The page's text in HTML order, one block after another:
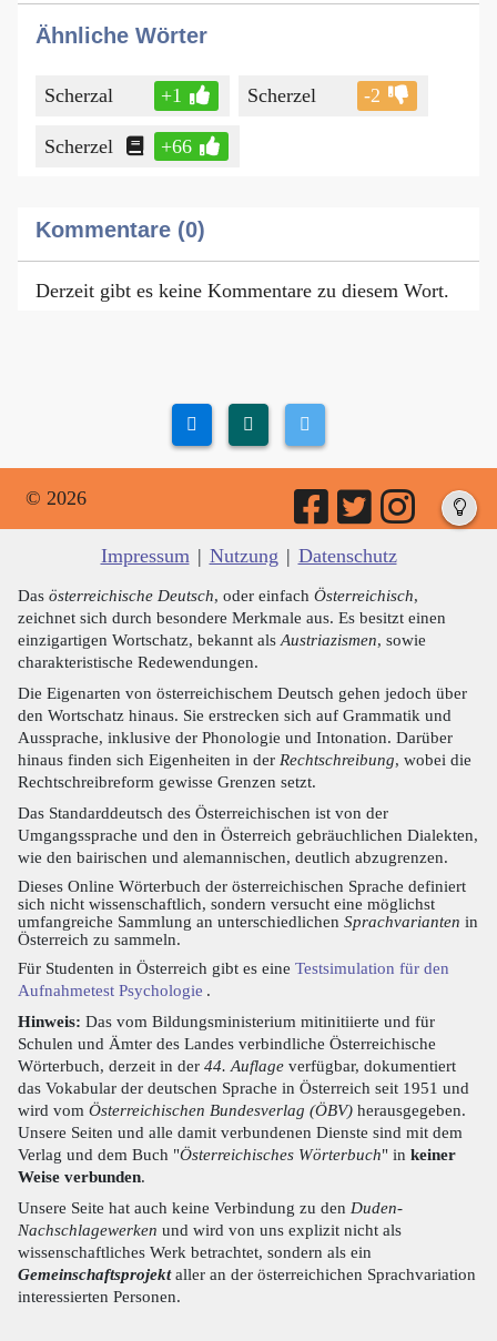
Ähnliche Wörter
Scherzal +1 Scherzel -2
Scherzel +66
Kommentare (0)
Derzeit gibt es keine Kommentare zu diesem Wort.
© 2026
Impressum | Nutzung | Datenschutz
Das österreichische Deutsch, oder einfach Österreichisch,
zeichnet sich durch besondere Merkmale aus. Es besitzt einen
einzigartigen Wortschatz, bekannt als Austriazismen, sowie
charakteristische Redewendungen.
Die Eigenarten von österreichischem Deutsch gehen jedoch über
den Wortschatz hinaus. Sie erstrecken sich auf Grammatik und
Aussprache, inklusive der Phonologie und Intonation. Darüber
hinaus finden sich Eigenheiten in der Rechtschreibung, wobei die
Rechtschreibreform gewisse Grenzen setzt.
Das Standarddeutsch des Österreichischen ist von der
Umgangssprache und den in Österreich gebräuchlichen Dialekten,
wie den bairischen und alemannischen, deutlich abzugrenzen.
Dieses Online Wörterbuch der österreichischen Sprache definiert
sich nicht wissenschaftlich, sondern versucht eine möglichst
umfangreiche Sammlung an unterschiedlichen Sprachvarianten in
Österreich zu sammeln.
Für Studenten in Österreich gibt es eine Testsimulation für den
Aufnahmetest Psychologie .
Hinweis: Das vom Bildungsministerium mitinitiierte und für
Schulen und Ämter des Landes verbindliche Österreichische
Wörterbuch, derzeit in der 44. Auflage verfügbar, dokumentiert
das Vokabular der deutschen Sprache in Österreich seit 1951 und
wird vom Österreichischen Bundesverlag (ÖBV) herausgegeben.
Unsere Seiten und alle damit verbundenen Dienste sind mit dem
Verlag und dem Buch "Österreichisches Wörterbuch" in keiner
Weise verbunden.
Unsere Seite hat auch keine Verbindung zu den Duden-
Nachschlagewerken und wird von uns explizit nicht als
wissenschaftliches Werk betrachtet, sondern als ein
Gemeinschaftsprojektaller an der österreichichen Sprachvariation
interessierten Personen.